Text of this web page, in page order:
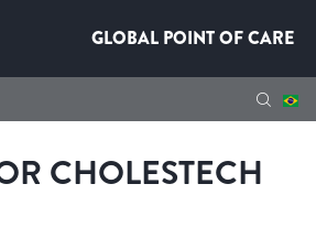
GLOBAL POINT OF CARE
CHOLESTECH